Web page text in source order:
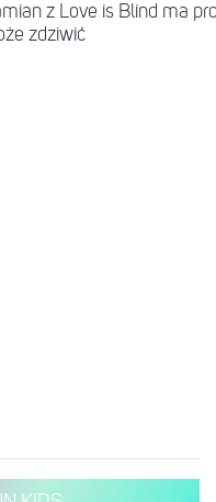
z Love is Blind ma
zdziwić